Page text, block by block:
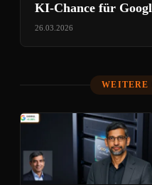
KI-Chance für
26.03.2026
WEITERE